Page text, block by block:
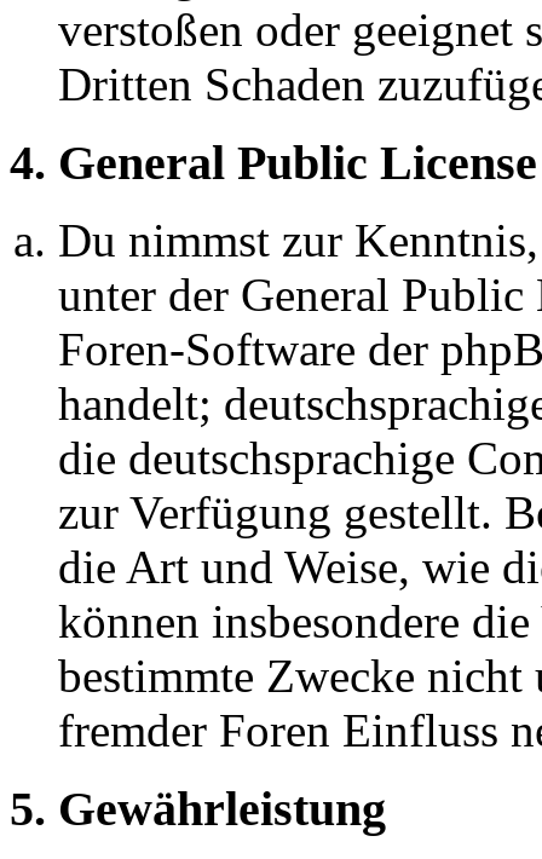
verstoßen oder geeignet
Dritten Schaden
4. General Public License
Du nimmst zur
unter der General
Foren-Software der
handelt;
die deutschsprachige
zur Verfügung gestellt.
die Art und Weise, wie
können insbesondere
bestimmte Zwecke nicht
fremder Foren Einfluss
5. Gewährleistung